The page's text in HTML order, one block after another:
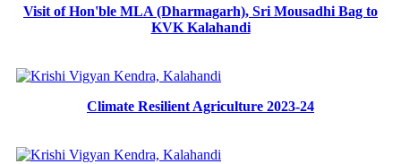
Visit of Hon'ble MLA (Dharmagarh), Sri Mousadhi Bag to
KVK Kalahandi
Climate Resilient Agriculture 2023-24